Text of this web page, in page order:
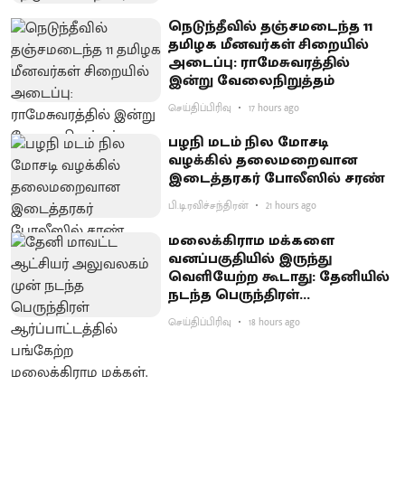
நெடுந்தீவில் தஞ்சமடைந்த 11
தமிழக மீனவர்கள் சிறையில்
அடைப்பு: ராமேசுவரத்தில்
இன்று வேலைநிறுத்தம்
செய்திப்பிரிவு 17 hours ago
பழநி மடம் நில மோசடி
வழக்கில் தலைமறைவான
இடைத்தரகர் போலீஸில் சரண்
பி.டி.ரவிச்சந்திரன் 21 hours ago
மலைக்கிராம மக்களை
வனப்பகுதியில் இருந்து
வெளியேற்ற கூடாது: தேனியில்
நடந்த பெருந்திரள்
ஆர்ப்பாட்டத்தில் வலியுறுத்தல்
செய்திப்பிரிவு 18 hours ago